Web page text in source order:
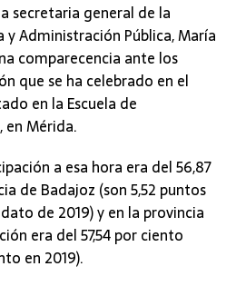
secretaria general de la
y Administración Pública, María
comparecencia ante los
que se ha celebrado en el
en la Escuela de
en Mérida.
a esa hora era del 56,87
de Badajoz (son 5,52 puntos
de 2019) y en la provincia
era del 57,54 por ciento
en 2019).